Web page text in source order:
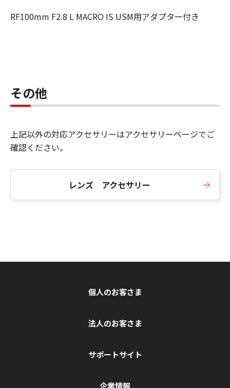
RF100mm F2.8 L MACRO IS USM用アダプター付き
その他
上記以外の対応アクセサリーはアクセサリーページでご
確認ください。
レンズ アクセサリー
個人のお客さま
法人のお客さま
サポートサイト
企業情報